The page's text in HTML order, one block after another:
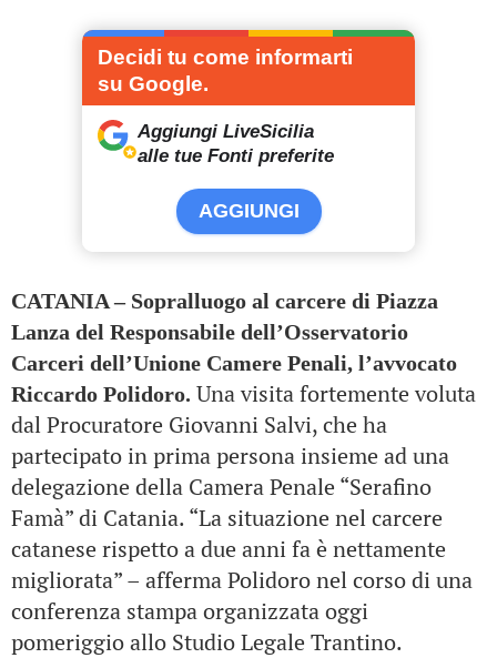
Decidi tu come informarti
su Google.
Aggiungi LiveSicilia
alle tue Fonti preferite
AGGIUNGI
CATANIA – Sopralluogo al carcere di Piazza
Lanza del Responsabile dell’Osservatorio
Carceri dell’Unione Camere Penali, l’avvocato
Riccardo Polidoro. Una visita fortemente voluta
dal Procuratore Giovanni Salvi, che ha
partecipato in prima persona insieme ad una
delegazione della Camera Penale “Serafino
Famà” di Catania. “La situazione nel carcere
catanese rispetto a due anni fa è nettamente
migliorata” – afferma Polidoro nel corso di una
conferenza stampa organizzata oggi
pomeriggio allo Studio Legale Trantino.